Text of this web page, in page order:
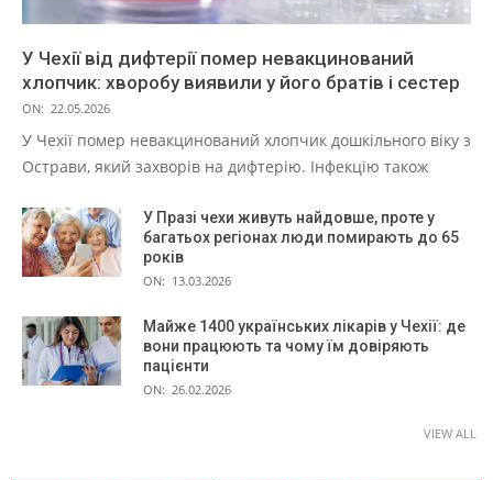
У Чехії від дифтерії помер невакцинований
хлопчик: хворобу виявили у його братів і сестер
ON: 22.05.2026
У Чехії помер невакцинований хлопчик дошкільного віку з
Острави, який захворів на дифтерію. Інфекцію також
У Празі чехи живуть найдовше, проте у
багатьох регіонах люди помирають до 65
років
ON: 13.03.2026
Майже 1400 українських лікарів у Чехії: де
вони працюють та чому їм довіряють
пацієнти
ON: 26.02.2026
VIEW ALL